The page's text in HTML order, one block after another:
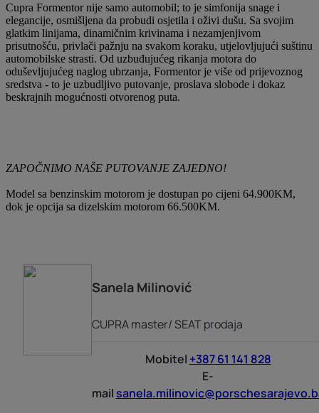
Cupra Formentor nije samo automobil; to je simfonija snage i
elegancije, osmišljena da probudi osjetila i oživi dušu. Sa svojim
glatkim linijama, dinamičnim krivinama i nezamjenjivom
prisutnošću, privlači pažnju na svakom koraku, utjelovljujući suštinu
automobilske strasti. Od uzbuđujućeg rikanja motora do
oduševljujućeg naglog ubrzanja, Formentor je više od prijevoznog
sredstva - to je uzbudljivo putovanje, proslava slobode i dokaz
beskrajnih mogućnosti otvorenog puta.
ZAPOČNIMO NAŠE PUTOVANJE ZAJEDNO!
Model sa benzinskim motorom je dostupan po cijeni 64.900KM,
dok je opcija sa dizelskim motorom 66.500KM.
Sanela Milinović
CUPRA master/ SEAT prodaja
Mobitel +387 61 141 828
E-
mail